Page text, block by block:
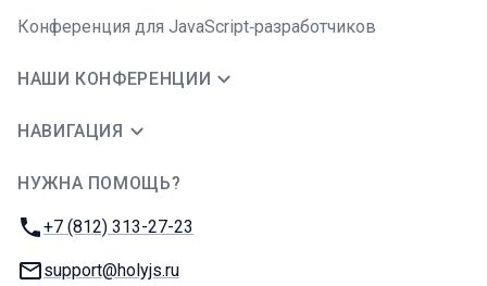
Конференция для JavaScript‑разработчиков
НАШИ КОНФЕРЕНЦИИ
НАВИГАЦИЯ
НУЖНА ПОМОЩЬ?
Телефон:
+7 (812) 313-27-23
E-mail:
support@holyjs.ru